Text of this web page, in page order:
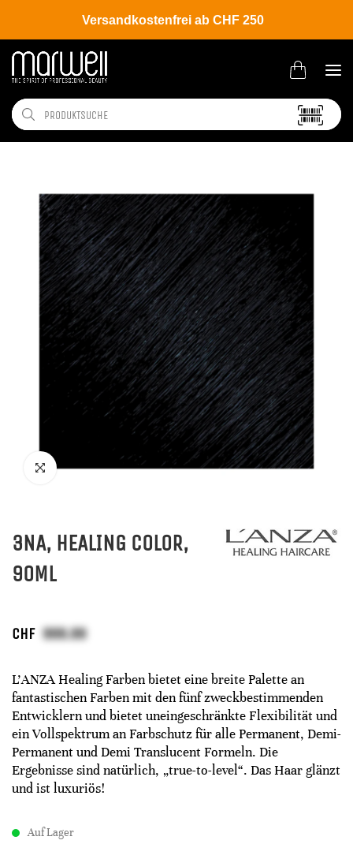
Versandkostenfrei ab CHF 250
Shop Brands L'ANZA Coloration Healing Color
3NA, HEALING COLOR,
90ML
CHF
L'ANZA Healing Farben bietet eine breite Palette an
fantastischen Farben mit den fünf zweckbestimmenden
Entwicklern und bietet uneingeschränkte Flexibilität und
ein Vollspektrum an Farbschutz für alle Permanent, Demi-
Permanent und Demi Translucent Formeln. Die
Ergebnisse sind natürlich, „true-to-level“. Das Haar glänzt
und ist luxuriös!
Auf Lager